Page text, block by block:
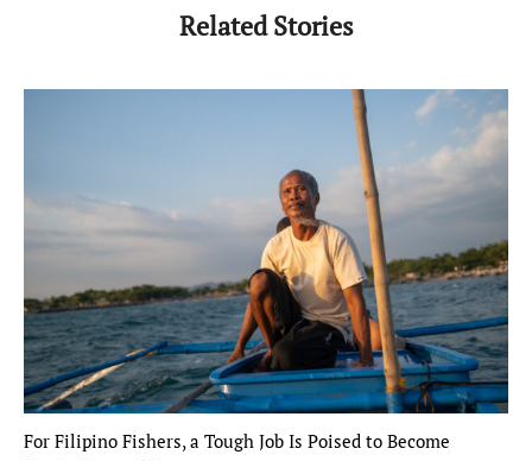
Related Stories
For Filipino Fishers, a Tough Job Is Poised to Become